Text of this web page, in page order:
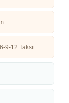
9-12 Taksit